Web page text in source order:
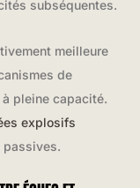
subséquentes.
meilleure
de
pleine capacité.
explosifs
passives.